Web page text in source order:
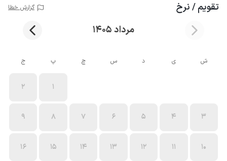
تقویم / نرخ گزارش خطا
مرداد 1405
ش ی د س چ پ ج
1
2
3
4
5
6
7
8
9
10
11
12
13
14
15
16